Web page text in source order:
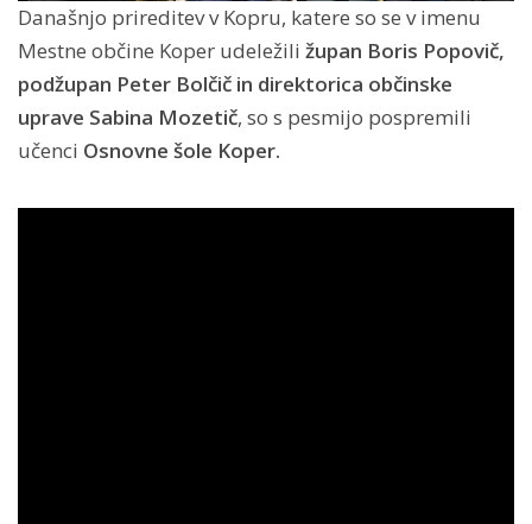
Današnjo prireditev v Kopru, katere so se v imenu
Mestne občine Koper udeležili župan Boris Popovič,
podžupan Peter Bolčič in direktorica občinske
uprave Sabina Mozetič, so s pesmijo pospremili
učenci Osnovne šole Koper.